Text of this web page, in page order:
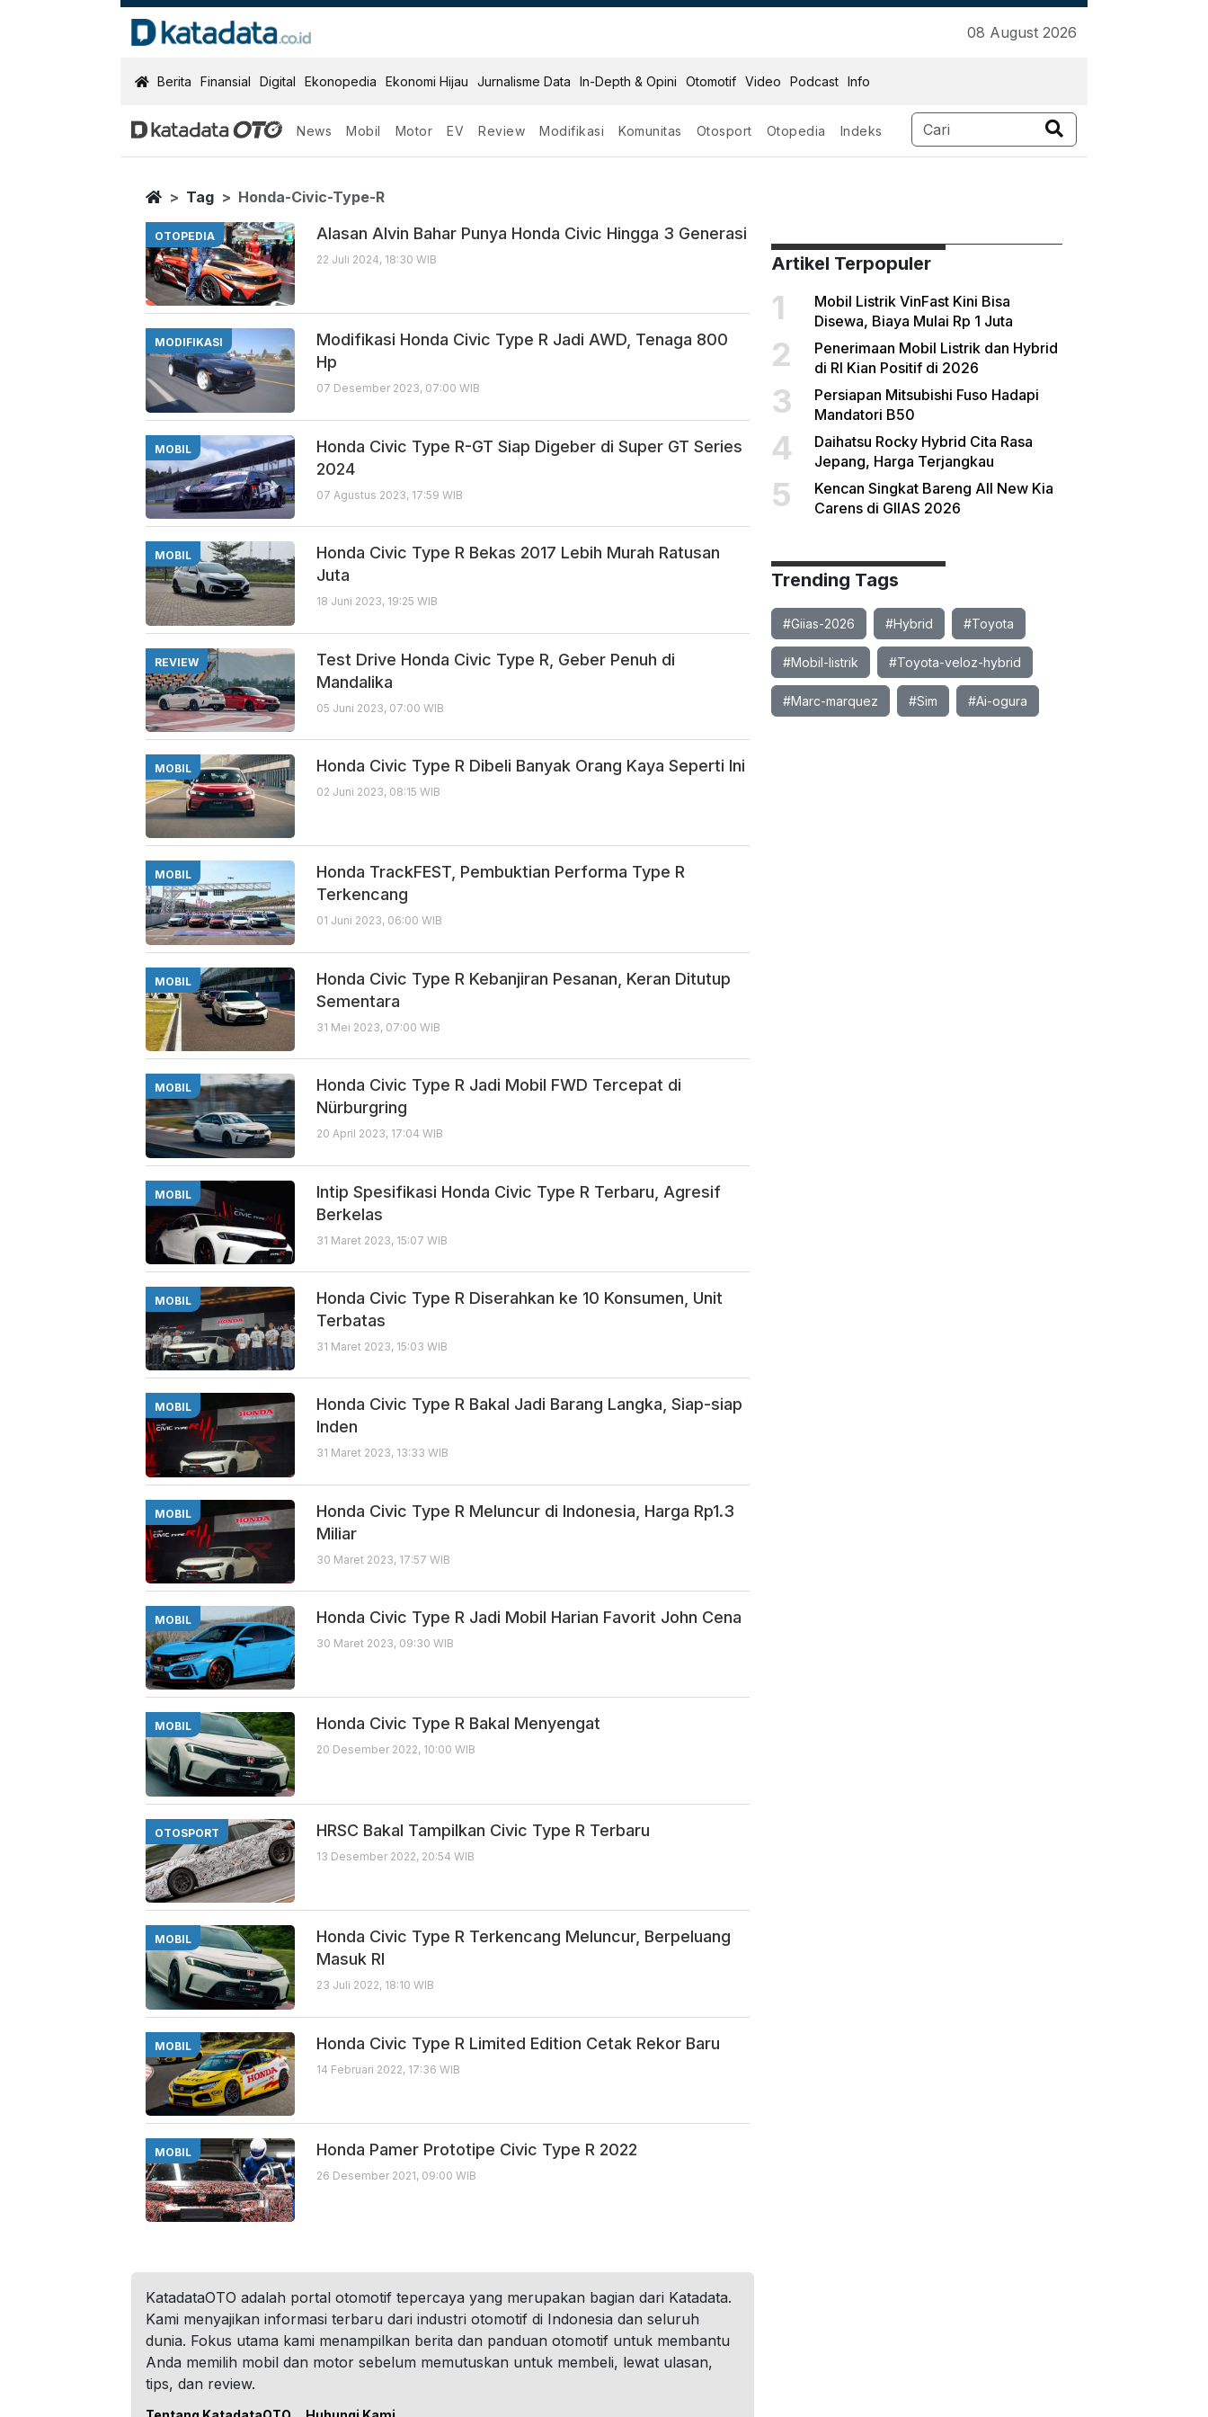
08 August 2026
KatadataOTO
Berita Finansial Digital Ekonopedia Ekonomi Hijau Jurnalisme Data In-Depth & Opini Otomotif Video Podcast Info
News Mobil Motor EV Review Modifikasi Komunitas Otosport Otopedia Indeks
Honda Civic Type R
Berita Terbaru
Home
Tag Honda-Civic-Type-R
OTOPEDIA Alasan Alvin Bahar Punya Honda Civic Hingga 3 Generasi
22 Juli 2024, 18:30 WIB
MODIFIKASI
Modifikasi Honda Civic Type R Jadi AWD, Tenaga 800
Hp
07 Desember 2023, 07:00 WIB
MOBIL
Honda Civic Type R-GT Siap Digeber di Super GT Series
2024
07 Agustus 2023, 17:59 WIB
MOBIL
Honda Civic Type R Bekas 2017 Lebih Murah Ratusan
Juta
18 Juni 2023, 19:25 WIB
REVIEW
Test Drive Honda Civic Type R, Geber Penuh di
Mandalika
05 Juni 2023, 07:00 WIB
MOBIL Honda Civic Type R Dibeli Banyak Orang Kaya Seperti Ini
02 Juni 2023, 08:15 WIB
MOBIL
Honda TrackFEST, Pembuktian Performa Type R
Terkencang
01 Juni 2023, 06:00 WIB
MOBIL
Honda Civic Type R Kebanjiran Pesanan, Keran Ditutup
Sementara
31 Mei 2023, 07:00 WIB
MOBIL
Honda Civic Type R Jadi Mobil FWD Tercepat di
Nürburgring
20 April 2023, 17:04 WIB
MOBIL
Intip Spesifikasi Honda Civic Type R Terbaru, Agresif
Berkelas
31 Maret 2023, 15:07 WIB
MOBIL
Honda Civic Type R Diserahkan ke 10 Konsumen, Unit
Terbatas
31 Maret 2023, 15:03 WIB
MOBIL
Honda Civic Type R Bakal Jadi Barang Langka, Siap-siap
Inden
31 Maret 2023, 13:33 WIB
MOBIL
Honda Civic Type R Meluncur di Indonesia, Harga Rp1.3
Miliar
30 Maret 2023, 17:57 WIB
MOBIL Honda Civic Type R Jadi Mobil Harian Favorit John Cena
30 Maret 2023, 09:30 WIB
MOBIL Honda Civic Type R Bakal Menyengat
20 Desember 2022, 10:00 WIB
OTOSPORT HRSC Bakal Tampilkan Civic Type R Terbaru
13 Desember 2022, 20:54 WIB
MOBIL
Honda Civic Type R Terkencang Meluncur, Berpeluang
Masuk RI
23 Juli 2022, 18:10 WIB
MOBIL Honda Civic Type R Limited Edition Cetak Rekor Baru
14 Februari 2022, 17:36 WIB
MOBIL Honda Pamer Prototipe Civic Type R 2022
26 Desember 2021, 09:00 WIB
Artikel Terpopuler
1
Mobil Listrik VinFast Kini Bisa
Disewa, Biaya Mulai Rp 1 Juta
2
Penerimaan Mobil Listrik dan Hybrid
di RI Kian Positif di 2026
3
Persiapan Mitsubishi Fuso Hadapi
Mandatori B50
4
Daihatsu Rocky Hybrid Cita Rasa
Jepang, Harga Terjangkau
5
Kencan Singkat Bareng All New Kia
Carens di GIIAS 2026
Trending Tags
#Giias-2026 #Hybrid #Toyota
#Mobil-listrik #Toyota-veloz-hybrid
#Marc-marquez #Sim #Ai-ogura
KatadataOTO adalah portal otomotif tepercaya yang merupakan bagian dari Katadata.
Kami menyajikan informasi terbaru dari industri otomotif di Indonesia dan seluruh
dunia. Fokus utama kami menampilkan berita dan panduan otomotif untuk membantu
Anda memilih mobil dan motor sebelum memutuskan untuk membeli, lewat ulasan,
tips, dan review.